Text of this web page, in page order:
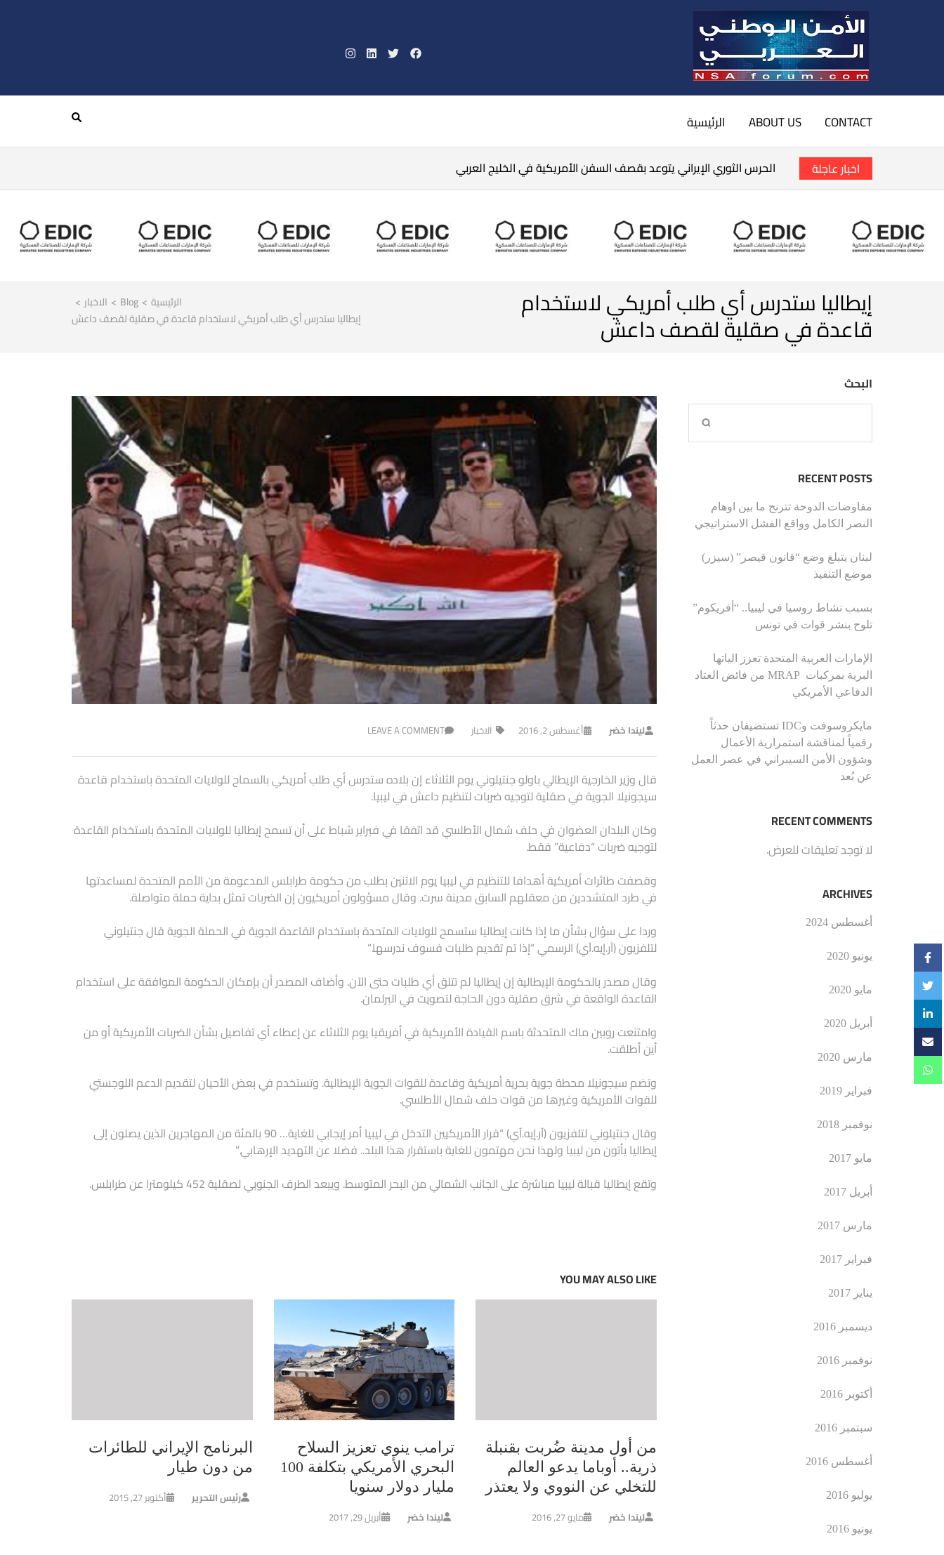
CONTACT
ABOUT US الرئيسية
اخبار عاجلة الحرس الثوري الإيراني يتوعد بقصف السفن الأمريكية في الخليج العربي
الرئيسية >
Blog
> الاخبار >
إيطاليا ستدرس أي طلب أمريكي لاستخدام قاعدة في صقلية لقصف داعش
إيطاليا ستدرس أي طلب أمريكي لاستخدام
قاعدة في صقلية لقصف داعش
ليندا خضر أغسطس 2, 2016 الاخبار LEAVE A COMMENT
قال وزير الخارجية الإيطالي باولو جنتيلوني يوم الثلاثاء إن بلاده ستدرس أي طلب أمريكي بالسماح للولايات المتحدة باستخدام قاعدة
سيجونيلا الجوية في صقلية لتوجيه ضربات لتنظيم داعش في ليبيا.
وكان البلدان العضوان في حلف شمال الأطلسي قد اتفقا في فبراير شباط على أن تسمح إيطاليا للولايات المتحدة باستخدام القاعدة
لتوجيه ضربات “دفاعية” فقط.
وقصفت طائرات أمريكية أهدافا للتنظيم في ليبيا يوم الاثنين بطلب من حكومة طرابلس المدعومة من الأمم المتحدة لمساعدتها
في طرد المتشددين من معقلهم السابق مدينة سرت. وقال مسؤولون أمريكيون إن الضربات تمثل بداية حملة متواصلة.
وردا على سؤال بشأن ما إذا كانت إيطاليا ستسمح للولايات المتحدة باستخدام القاعدة الجوية في الحملة الجوية قال جنتيلوني
لتلفزيون (آر.إيه.آي) الرسمي “إذا تم تقديم طلبات فسوف ندرسها.”
وقال مصدر بالحكومة الإيطالية إن إيطاليا لم تتلق أي طلبات حتى الآن. وأضاف المصدر أن بإمكان الحكومة الموافقة على استخدام
القاعدة الواقعة في شرق صقلية دون الحاجة لتصويت في البرلمان.
وامتنعت روبين ماك المتحدثة باسم القيادة الأمريكية في أفريقيا يوم الثلاثاء عن إعطاء أي تفاصيل بشأن الضربات الأمريكية أو من
أين أطلقت.
وتضم سيجونيلا محطة جوية بحرية أمريكية وقاعدة للقوات الجوية الإيطالية. وتستخدم في بعض الأحيان لتقديم الدعم اللوجستي
للقوات الأمريكية وغيرها من قوات حلف شمال الأطلسي.
وقال جنتيلوني لتلفزيون (آر.إيه.آي) “قرار الأمريكيين التدخل في ليبيا أمر إيجابي للغاية… 90 بالمئة من المهاجرين الذين يصلون إلى
إيطاليا يأتون من ليبيا ولهذا نحن مهتمون للغاية باستقرار هذا البلد.. فضلا عن التهديد الإرهابي.”
وتقع إيطاليا قبالة ليبيا مباشرة على الجانب الشمالي من البحر المتوسط. ويبعد الطرف الجنوبي لصقلية 452 كيلومترا عن طرابلس.
YOU MAY ALSO LIKE
من أول مدينة ضُربت بقنبلة
ذرية.. أوباما يدعو العالم
للتخلي عن النووي ولا يعتذر
ليندا خضر مايو 27, 2016
ترامب ينوي تعزيز السلاح
البحري الأمريكي بتكلفة 100
مليار دولار سنويا
ليندا خضر أبريل 29, 2017
البرنامج الإيراني للطائرات
من دون طيار
رئيس التحرير أكتوبر 27, 2015
البحث
RECENT POSTS
مفاوضات الدوحة تترنح ما بين اوهام
النصر الكامل وواقع الفشل الاستراتيجي
لبنان يتبلغ وضع “قانون قيصر” (سيزر)
موضع التنفيذ
بسبب نشاط روسيا في ليبيا.. “أفريكوم”
تلوح بنشر قوات في تونس
الإمارات العربية المتحدة تعزز الياتها
البرية بمركبات MRAP من فائض العتاد
الدفاعي الأمريكي
مايكروسوفت وIDC تستضيفان حدثاً
رقمياً لمناقشة استمرارية الأعمال
وشؤون الأمن السيبراني في عصر العمل
عن بُعد
RECENT COMMENTS
لا توجد تعليقات للعرض.
ARCHIVES
أغسطس 2024
يونيو 2020
مايو 2020
أبريل 2020
مارس 2020
فبراير 2019
نوفمبر 2018
مايو 2017
أبريل 2017
مارس 2017
فبراير 2017
يناير 2017
ديسمبر 2016
نوفمبر 2016
أكتوبر 2016
سبتمبر 2016
أغسطس 2016
يوليو 2016
يونيو 2016